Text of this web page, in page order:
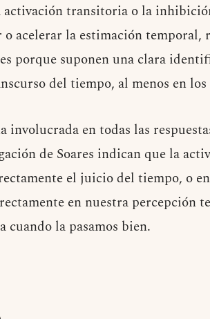
transitoria o la
acelerar la estimación temporal,
porque suponen una clara
del tiempo, al menos en los
involucrada en todas las
de Soares indican que la
el juicio del tiempo, o
en nuestra percepción
la pasamos bien.